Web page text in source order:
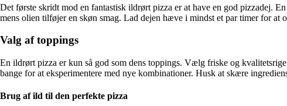
Det første skridt mod en fantastisk ildrørt pizza er at have en god pizzadej.
mens olien tilføjer en skøn smag. Lad dejen hæve i mindst et par timer for at
Valg af toppings
En ildrørt pizza er kun så god som dens toppings. Vælg friske og
bange for at eksperimentere med nye kombinationer. Husk at skære
Brug af ild til den perfekte pizza